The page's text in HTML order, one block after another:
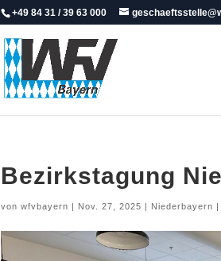
+49 84 31 / 39 63 000
Bezirkstagung
vonwfvbayern | Nov. 27, 2025 | Niederbayern